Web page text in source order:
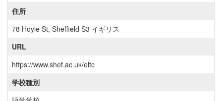
住所
78 Hoyle St, Sheffield S3 イギリス
URL
https://www.shef.ac.uk/eltc
学校種別